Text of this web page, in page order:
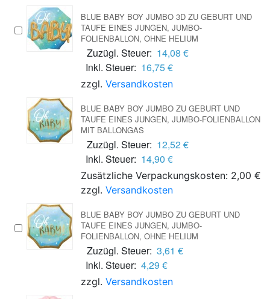
BLUE BABY BOY JUMBO 3D ZU GEBURT UND
TAUFE EINES JUNGEN, JUMBO-
FOLIENBALLON, OHNE HELIUM
Zuzügl. Steuer: 14,08 €
Inkl. Steuer: 16,75 €
zzgl. Versandkosten
BLUE BABY BOY JUMBO ZU GEBURT UND
TAUFE EINES JUNGEN, JUMBO-FOLIENBALLON
MIT BALLONGAS
Zuzügl. Steuer: 12,52 €
Inkl. Steuer: 14,90 €
Zusätzliche Verpackungskosten: 2,00 €
zzgl. Versandkosten
BLUE BABY BOY JUMBO ZU GEBURT UND
TAUFE EINES JUNGEN, JUMBO-
FOLIENBALLON, OHNE HELIUM
Zuzügl. Steuer: 3,61 €
Inkl. Steuer: 4,29 €
zzgl. Versandkosten